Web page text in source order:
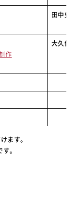
田中史郎
作
大久保
ます。
。